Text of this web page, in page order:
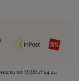
od 70,00 zł są za